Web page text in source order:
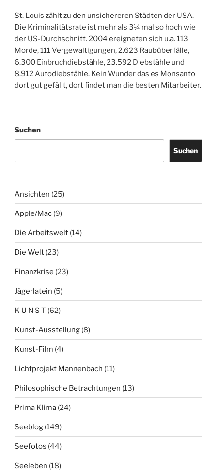
St. Louis zählt zu den unsichereren Städten der USA.
Die Kriminalitätsrate ist mehr als 3¼ mal so hoch wie
der US-Durchschnitt. 2004 ereigneten sich u.a. 113
Morde, 111 Vergewaltigungen, 2.623 Raubüberfälle,
6.300 Einbruchdiebstähle, 23.592 Diebstähle und
8.912 Autodiebstähle. Kein Wunder das es Monsanto
dort gut gefällt, dort findet man die besten Mitarbeiter.
Suchen
Suchen
Ansichten (25)
Apple/Mac (9)
Die Arbeitswelt (14)
Die Welt (23)
Finanzkrise (23)
Jägerlatein (5)
K U N S T (62)
Kunst-Ausstellung (8)
Kunst-Film (4)
Lichtprojekt Mannenbach (11)
Philosophische Betrachtungen (13)
Prima Klima (24)
Seeblog (149)
Seefotos (44)
Seeleben (18)